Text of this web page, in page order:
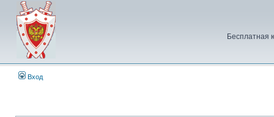
Бесплатная
Вход